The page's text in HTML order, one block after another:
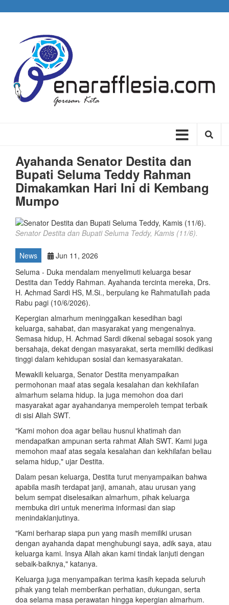
to
Ayahanda Senator Destita dan
Bupati Seluma Teddy Rahman
Dimakamkan Hari Ini di Kembang
Mumpo
Senator Destita dan Bupati Seluma Teddy, Kamis (11/6).
News
Jun 11, 2026
Seluma - Duka mendalam menyelimuti keluarga besar
Destita dan Teddy Rahman. Ayahanda tercinta mereka, Drs.
H. Achmad Sardi HS, M.Si., berpulang ke Rahmatullah pada
Rabu pagi (10/6/2026).
Kepergian almarhum meninggalkan kesedihan bagi
keluarga, sahabat, dan masyarakat yang mengenalnya.
Semasa hidup, H. Achmad Sardi dikenal sebagai sosok yang
bersahaja, dekat dengan masyarakat, serta memiliki dedikasi
tinggi dalam kehidupan sosial dan kemasyarakatan.
Mewakili keluarga, Senator Destita menyampaikan
permohonan maaf atas segala kesalahan dan kekhilafan
almarhum selama hidup. Ia juga memohon doa dari
masyarakat agar ayahandanya memperoleh tempat terbaik
di sisi Allah SWT.
"Kami mohon doa agar beliau husnul khatimah dan
mendapatkan ampunan serta rahmat Allah SWT. Kami juga
memohon maaf atas segala kesalahan dan kekhilafan beliau
selama hidup," ujar Destita.
Dalam pesan keluarga, Destita turut menyampaikan bahwa
apabila masih terdapat janji, amanah, atau urusan yang
belum sempat diselesaikan almarhum, pihak keluarga
membuka diri untuk menerima informasi dan siap
menindaklanjutinya.
"Kami berharap siapa pun yang masih memiliki urusan
dengan ayahanda dapat menghubungi saya, adik saya, atau
keluarga kami. Insya Allah akan kami tindak lanjuti dengan
sebaik-baiknya," katanya.
Keluarga juga menyampaikan terima kasih kepada seluruh
pihak yang telah memberikan perhatian, dukungan, serta
doa selama masa perawatan hingga kepergian almarhum.